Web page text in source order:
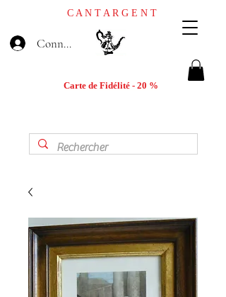
C A N T A R G E N T
Connexion
Carte de Fidélité - 20 %